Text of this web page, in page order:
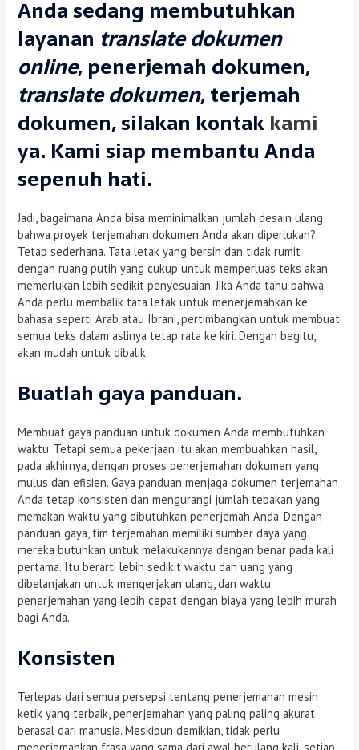
Anda sedang membutuhkan
layanan translate dokumen
online, penerjemah dokumen,
translate dokumen,terjemah
dokumen, silakan kontak kami
ya. Kami siap membantu Anda
sepenuh hati.
Jadi, bagaimana Anda bisa meminimalkan jumlah desain ulang
bahwa proyek terjemahan dokumen Anda akan diperlukan?
Tetap sederhana. Tata letak yang bersih dan tidak rumit
dengan ruang putih yang cukup untuk memperluas teks akan
memerlukan lebih sedikit penyesuaian. Jika Anda tahu bahwa
Anda perlu membalik tata letak untuk menerjemahkan ke
bahasa seperti Arab atau Ibrani, pertimbangkan untuk membuat
semua teks dalam aslinya tetap rata ke kiri. Dengan begitu,
akan mudah untuk dibalik.
Buatlah gaya panduan.
Membuat gaya panduan untuk dokumen Anda membutuhkan
waktu. Tetapi semua pekerjaan itu akan membuahkan hasil,
pada akhirnya, dengan proses penerjemahan dokumen yang
mulus dan efisien. Gaya panduan menjaga dokumen terjemahan
Anda tetap konsisten dan mengurangi jumlah tebakan yang
memakan waktu yang dibutuhkan penerjemah Anda. Dengan
panduan gaya, tim terjemahan memiliki sumber daya yang
mereka butuhkan untuk melakukannya dengan benar pada kali
pertama. Itu berarti lebih sedikit waktu dan uang yang
dibelanjakan untuk mengerjakan ulang, dan waktu
penerjemahan yang lebih cepat dengan biaya yang lebih murah
bagi Anda.
Konsisten
Terlepas dari semua persepsi tentang penerjemahan mesin
ketik yang terbaik, penerjemahan yang paling paling akurat
berasal dari manusia. Meskipun demikian, tidak perlu